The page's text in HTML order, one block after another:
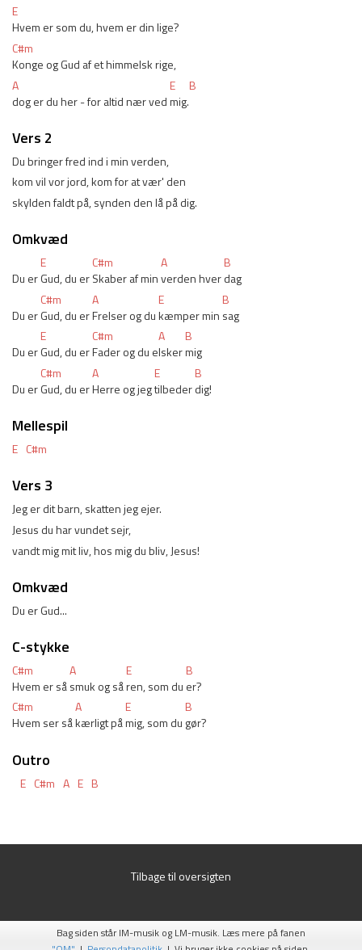
E
Hvem er som du, hvem er din lige?
C#m
Konge og Gud af et himmelsk rige,
A
E
B
dog er du her - for altid nær ved mig.
Vers 2
Du bringer fred ind i min verden,
kom vil vor jord, kom for at vær' den
skylden faldt på, synden den lå på dig.
Omkvæd
E C#m A
B
Du er Gud, du er Skaber af min verden hver dag
C#m
A E
B
Du er Gud, du er Frelser og du kæmper min sag
E
C#m A
B
Du er Gud, du er Fader og du elsker mig
C#m
A E
B
Du er Gud, du er Herre og jeg tilbeder dig!
Mellespil
E C#m
Vers 3
Jeg er dit barn, skatten jeg ejer.
Jesus du har vundet sejr,
vandt mig mit liv, hos mig du bliv, Jesus!
Omkvæd
Du er Gud...
C-stykke
C#m A E
B
Hvem er så smuk og så ren, som du er?
C#m
A E
B
Hvem ser så kærligt på mig, som du gør?
Outro
E C#m A E B
Tilbage til oversigten
Bag siden står IM-musik og LM-musik. Læs mere på fanen